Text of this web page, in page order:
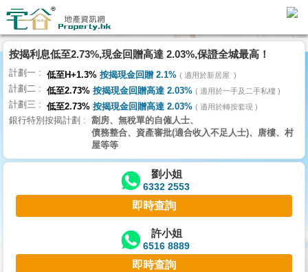
理
主
頁
搵
樓/
交
業
主
按揭利息低至2.73%,現金回贈高達 2.03%,保證全城最高！
計劃一 低至H+1.3% 按揭現金回贈 2.1% 適用於新居屋
計劃二 低至2.73% 按揭現金回贈高達 2.03% 適用於一手及二手私樓
計劃三 低至2.73% 按揭現金回贈高達 2.03% 適用於轉按套現
銀行特別按揭計劃
劏房、無稅單的自僱人士、
債務整合、資產審批(適合收入不足人士)、唐樓、村
屋等等
劉小姐
6332 2553
即時查詢
許小姐
6516 8889
即時查詢